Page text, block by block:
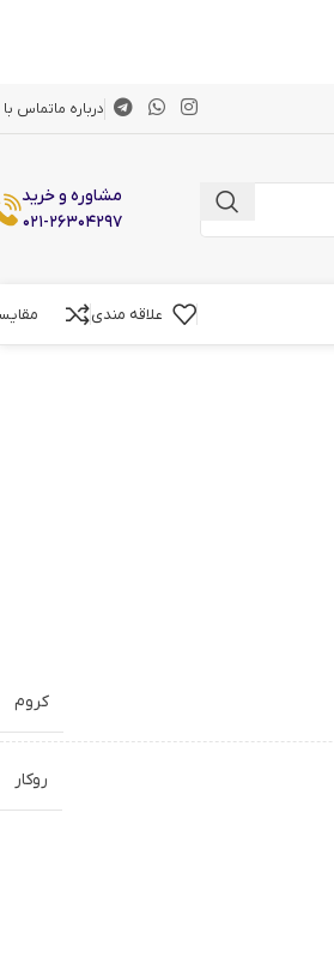
درباره ماتماس با
مشاوره و خرید
۰۲۱-۲۶۳۰۴۲۹۷
علاقه مندی
کروم
روکار